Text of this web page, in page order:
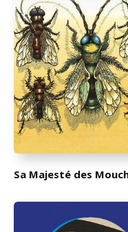
Sa Majesté des